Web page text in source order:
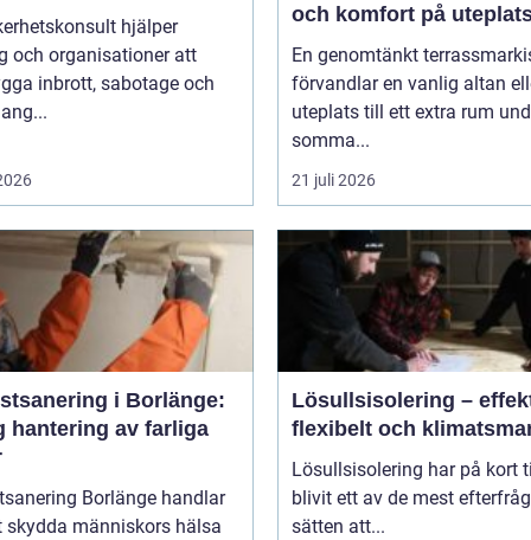
hjälper
och organisationer att
inbrott, sabotage och
och komfort på
En genomtänkt
förvandlar en vanlig altan
uteplats till ett extra rum
somma...
21 juli 2026
i Borlänge:
hantering av farliga
Borlänge handlar
skydda människors hälsa
Lösullsisolering –
flexibelt och
Lösullsisolering har på kort
blivit ett av de mest
sätten att...